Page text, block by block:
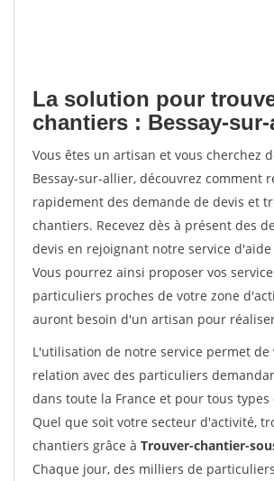
La solution pour
chantiers : Bessay-
Vous êtes un artisan et vous cherchez
Bessay-sur-allier, découvrez comment
rapidement des demande de devis et
chantiers. Recevez dès à présent des
devis en rejoignant notre service
Vous pourrez ainsi proposer vos
particuliers proches de votre zone
auront besoin d'un artisan pour
L'utilisation de notre service permet de
relation avec des particuliers
dans toute la France et pour tous types
Quel que soit votre secteur d'activité,
chantiers grâce à Trouver-chantier-
Chaque jour, des milliers de